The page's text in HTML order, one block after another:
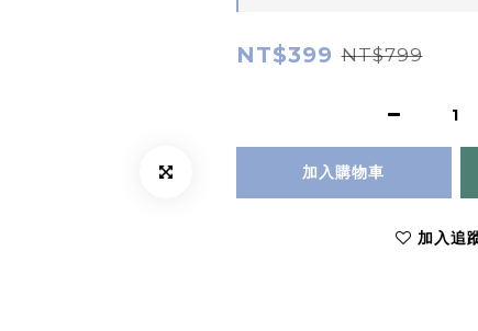
NT$399 NT$799
加入購物車
加入追